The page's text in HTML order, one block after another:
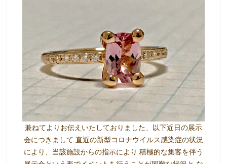
兼ねてよりお伝えいたしておりました、以下近日の展示
会につきまして 直近の新型コロナウイルス感染症の状況
により、当該施設からの指示により 積極的な集客を伴う